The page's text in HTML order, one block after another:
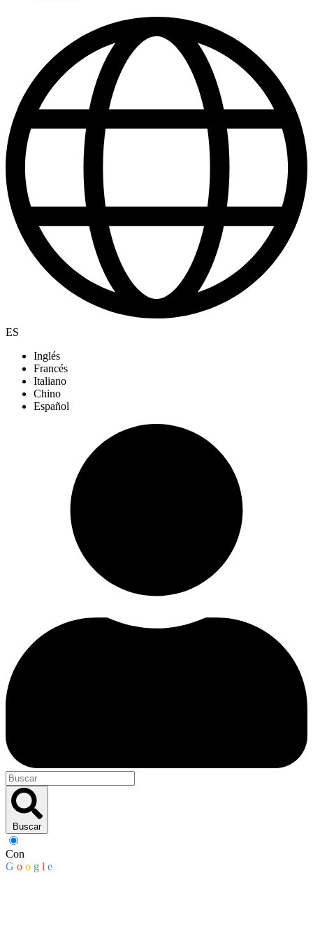
ES
Inglés
Francés
Italiano
Chino
Español
Buscar
Con
G o o g l e